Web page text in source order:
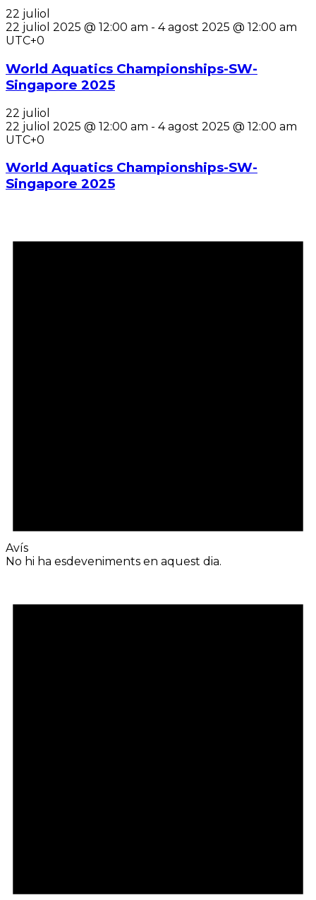
22 juliol
22 juliol 2025 @ 12:00 am - 4 agost 2025 @ 12:00 am
UTC+0
World Aquatics Championships-SW-
Singapore 2025
22 juliol
22 juliol 2025 @ 12:00 am - 4 agost 2025 @ 12:00 am
UTC+0
World Aquatics Championships-SW-
Singapore 2025
Avís
No hi ha esdeveniments en aquest dia.